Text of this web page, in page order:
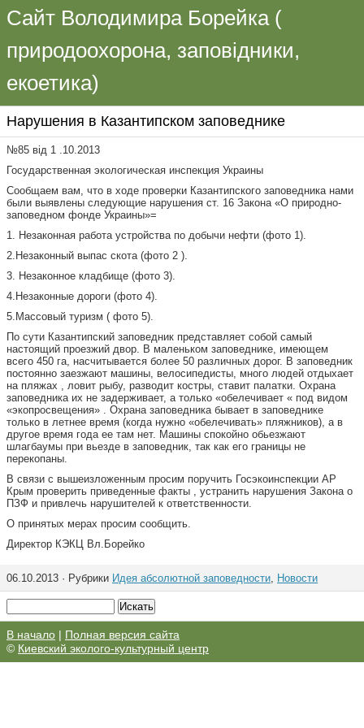
Сайт Володимира Борейка (
природоохорона, заповідники,
екоетика)
Нарушения в Казантипском заповеднике
№85 від 1 .10.2013
Государственная экологическая инспекция Украины
Сообщаем вам, что в ходе проверки Казантипского заповедника нами
были выявлены следующие нарушения ст. 16 Закона «О природно-
заповедном фонде Украины»=
1. Незаконная работа устройства по добычи нефти (фото 1).
2.Незаконный выпас скота (фото 2 ).
3. Незаконное кладбище (фото 3).
4.Незаконные дороги (фото 4).
5.Массовый туризм ( фото 5).
По сути Казантипский заповедник представляет собой самый
настоящий проезжий двор. В маленьком заповеднике, имеющем
всего 450 га, насчитывается более 50 различных дорог. В заповедник
постоянно заезжают машины, велосипедисты, много людей отдыхает
на пляжах , ловит рыбу, разводит костры, ставит палатки. Охрана
заповедника их не задерживает, а только «обелечивает « под видом
«экопросвещения» . Охрана заповедника бывает в заповеднике
только в летнее время (когда нужно «обелечивать» пляжников), а в
другое время года ее там нет. Машины спокойно обьезжают
шлагбаумы при вьезде в заповедник, так как его границы не
перекопаны.
В связи с вышеизложенным просим поручить Госэкоинспекции АР
Крым проверить приведенные факты , устранить нарушения Закона о
ПЗФ и привлечь нарушителей к ответственности.
О принятых мерах просим сообщить.
Директор КЭКЦ Вл.Борейко
06.10.2013 · Рубрики Идея абсолютной заповедности, Новости
В начало | Полная версия сайта
© Киевский эколого-культурный центр